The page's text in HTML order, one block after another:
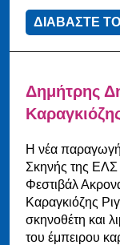
ΔΙΑΒΑΣΤΕ
Δημήτρης
Η νέα παραγωγή
Σκηνής της ΕΛΣ
Φεστιβάλ
Καραγκιόζης
σκηνοθέτη και
του έμπειρου